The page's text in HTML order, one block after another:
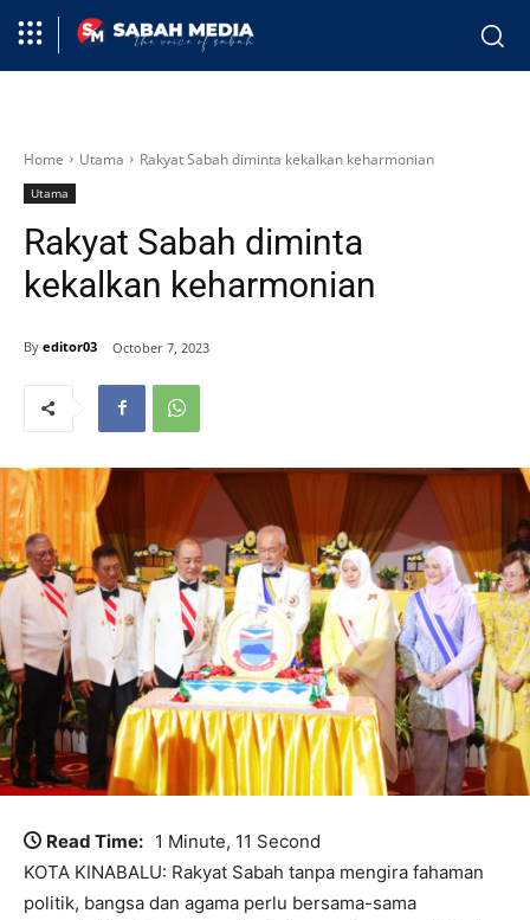
Home Utama Rakyat Sabah diminta kekalkan keharmonian
Utama
Rakyat Sabah diminta
kekalkan keharmonian
By editor03 October 7, 2023
Read Time: 1 Minute, 11 Second
KOTA KINABALU: Rakyat Sabah tanpa mengira fahaman
politik, bangsa dan agama perlu bersama-sama